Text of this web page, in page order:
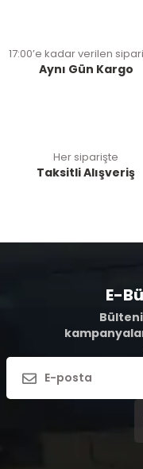
17:00’e kadar verilen
Aynı Gün Kargo
Her siparişte
Taksitli Alışveriş
E-